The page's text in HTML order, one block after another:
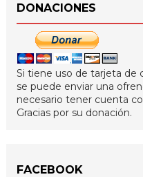
DONACIONES
Si tiene uso de tarjeta de
se puede enviar una
necesario tener cuenta
Gracias por su donación.
FACEBOOK